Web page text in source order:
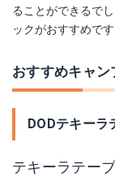
ることができるで
ックがおすすめです
おすすめキャ
DODテキーラ
テキーラテー